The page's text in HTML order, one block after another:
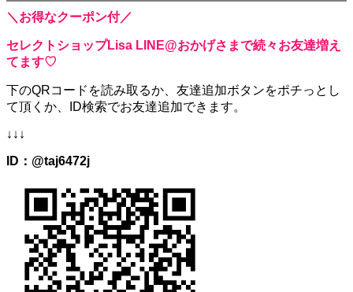
＼お得なクーポン付／
セレクトショップLisa LINE@おかげさまで続々お友達増え
てます♡
下のQRコードを読み取るか、 友達追加ボタンをポチっとし
て頂くか、
ID検索でお友達追加できます。
↓↓↓
ID：@taj6472j